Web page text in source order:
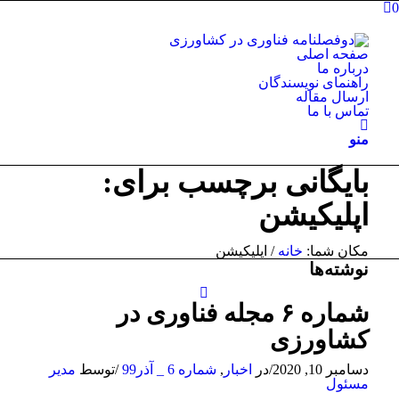
0
صفحه اصلی
درباره ما
راهنمای نویسندگان
ارسال مقاله
تماس با ما
منو
بایگانی برچسب برای:
اپلیکیشن
مکان شما: خانه / اپلیکیشن
نوشته‌ها
شماره ۶ مجله فناوری در
کشاورزی
دسامبر 10, 2020 /در اخبار , شماره 6 _ آذر99 /توسط مدیر
مسئول